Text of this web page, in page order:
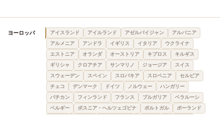
ヨーロッパ アイスランド アイルランド アゼルバイジャン
アルバニア
アルメニア
アンドラ イギリス イタリア
ウクライナ
エストニア
オランダ オーストリア キプロス
キルギス
ギリシャ
クロアチア サンマリノ ジョージア
スイス
スウェーデン
スペイン スロバキア スロベニア
セルビア
チェコ
デンマーク ドイツ ノルウェー
ハンガリー
バチカン
フィンランド フランス ブルガリア
ベラルーシ
ベルギー
ボスニア・ヘルツェゴビナ ポルトガル
ポーランド